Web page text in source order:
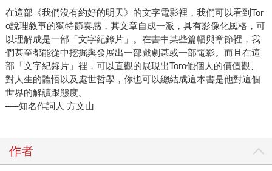
在這部《我們沒有約好的明天》的文字電影裡，我們可以看到Tor
o說理敘事的獨特節奏感，其文章自成一派，具有影像化風格，可
以理解成是一部「文字紀錄片」。在書中某些篇幅與章節裡，我
們甚至都能從中挖掘與發展出一部戲劇甚或一部電影。而且在這
部「文字紀錄片」裡，可以直觀的展現出Toro他個人的價值觀、
對人生的體悟以及處世哲學，你也可以總結成這本書是他對這個
世界的解讀跟態度。
──知名作詞人 方文山
作者